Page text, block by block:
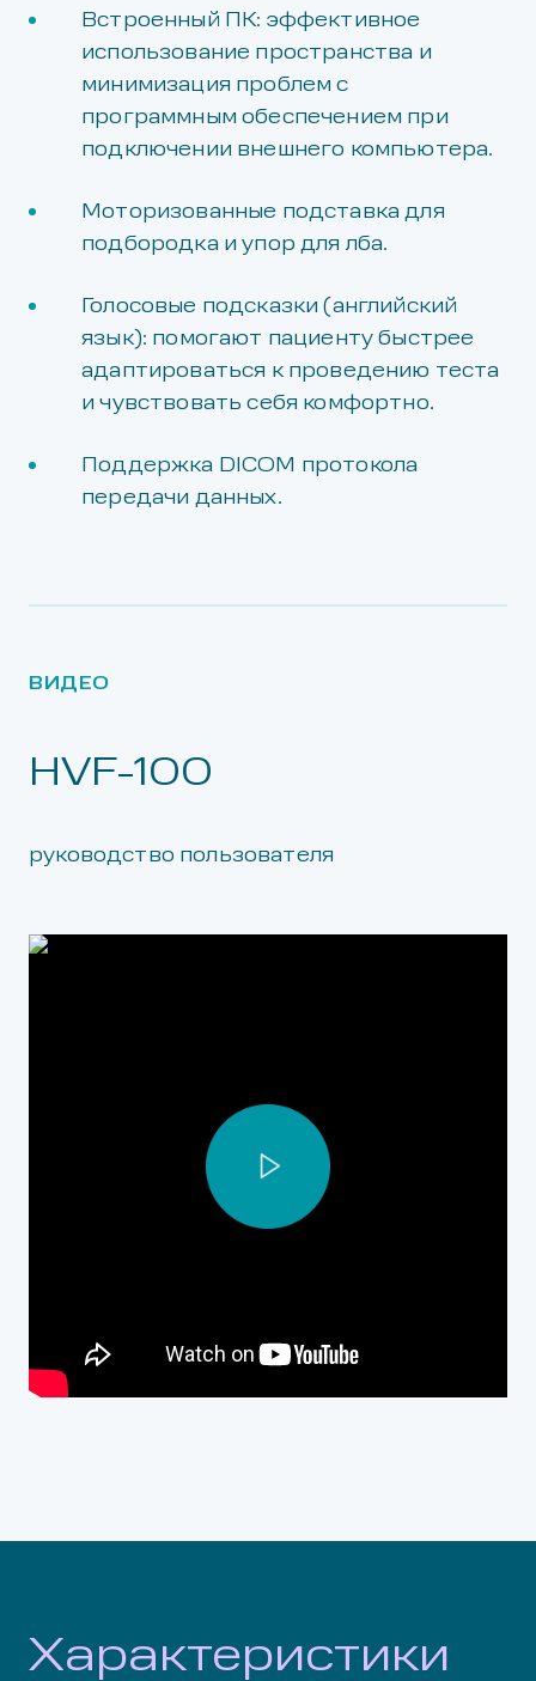
Встроенный ПК: эффективное
использование пространства и
минимизация проблем с
программным обеспечением при
подключении внешнего компьютера.
Моторизованные подставка для
подбородка и упор для лба.
Голосовые подсказки (английский
язык): помогают пациенту быстрее
адаптироваться к проведению теста
и чувствовать себя комфортно.
Поддержка DICOM протокола
передачи данных.
ВИДЕО
HVF-100
руководство пользователя
Характеристики